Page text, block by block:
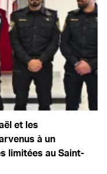
et les
à un
limitées au Saint-